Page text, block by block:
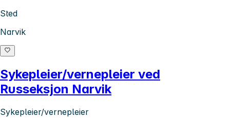
Sted
Narvik
Sykepleier/vernepleier ved
Russeksjon Narvik
Sykepleier/vernepleier